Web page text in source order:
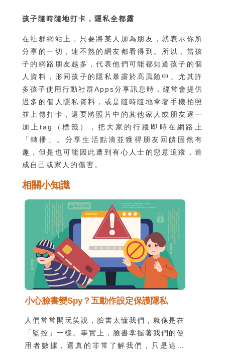
孩子隨時隨地打卡，隱私全都露
在社群網站上，只要將某人加為朋友，就表示你所
分享的一切，連不熟的網友都看得到。所以，當孩
子的網路朋友越多，代表他們可能都知道孩子的個
人資料，形同孩子的隱私暴露於高風險中。尤其許
多孩子使用行動社群Apps分享訊息時，經常會提供
過多的個人隱私資料，或是隨時隨地拿著手機拍照
並上傳打卡，還要將照片中的其他家人或朋友逐一
加上tag（標籤），把大家的行蹤即時在網路上
「轉播」。分享生活點滴並獲得朋友回饋固然有
趣，但是也可能因此遭到有心人士的惡意追蹤，造
成自己或家人的傷害。
相關小知識
小心臉書變Spy？五動作設定保護隱私
人們常常開玩笑說，臉書太懂我們，就像是在
「監控」一樣。事實上，臉書掌握著我們的使
用者數據，還真的非常了解我們，只是這種